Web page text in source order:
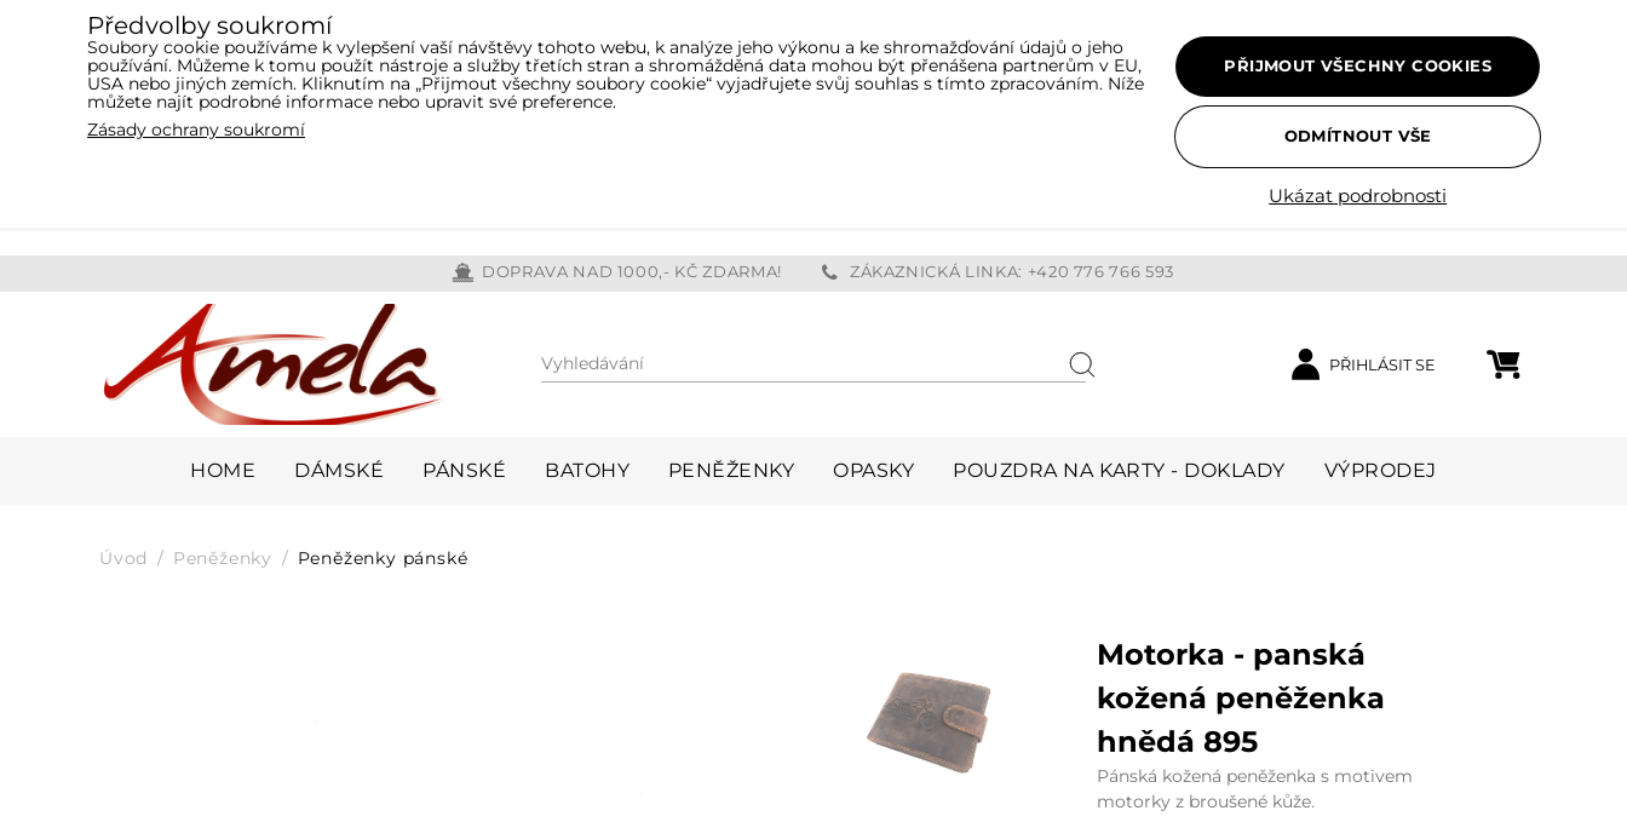
Vyhledávání
PŘIHLÁSIT SE
Nákupní košík
DOPRAVA NAD 1000,- KČ ZDARMA! ZÁKAZNICKÁ LINKA: +420 776 766 593
HOME DÁMSKÉ PÁNSKÉ BATOHY PENĚŽENKY OPASKY POUZDRA NA KARTY - DOKLADY VÝPRODEJ
Úvod Peněženky Peněženky pánské
Motorka - panská
kožená peněženka
hnědá 895
Pánská kožená peněženka s motivem
motorky z broušené kůže.
Předvolby soukromí
Soubory cookie používáme k vylepšení vaší návštěvy tohoto webu, k analýze jeho výkonu a ke shromažďování údajů o jeho
používání. Můžeme k tomu použít nástroje a služby třetích stran a shromážděná data mohou být přenášena partnerům v EU,
USA nebo jiných zemích. Kliknutím na „Přijmout všechny soubory cookie“ vyjadřujete svůj souhlas s tímto zpracováním. Níže
můžete najít podrobné informace nebo upravit své preference.
Zásady ochrany soukromí
Ukázat podrobnosti
PŘIJMOUT VŠECHNY COOKIES
ODMÍTNOUT VŠE